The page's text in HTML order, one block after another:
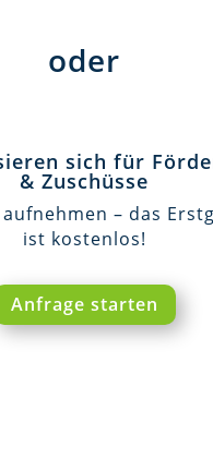
oder
sich für
& Zuschüsse
– das
ist kostenlos!
Anfrage starten